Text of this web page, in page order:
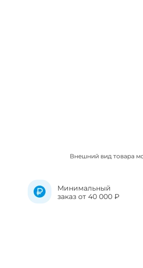
Внешний вид товара
Минимальный
заказ от 40 000 ₽